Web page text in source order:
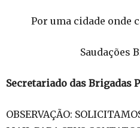
Por uma cidade onde
Saudações
Secretariado das Brigadas
OBSERVAÇÃO: